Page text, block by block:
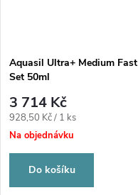
Aquasil Ultra+ Medium Fast
Set 50ml
3 714 Kč
Měrná
cena:
928,50 Kč / 1 ks
Na objednávku
Do košíku